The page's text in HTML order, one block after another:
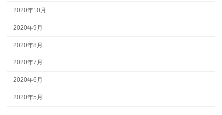
2020年10月
2020年9月
2020年8月
2020年7月
2020年6月
2020年5月